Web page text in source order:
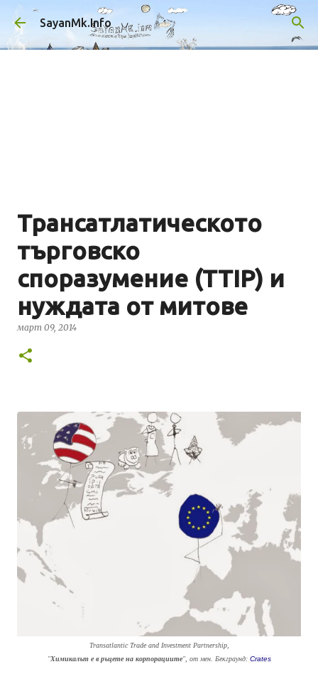
Пропускане към основното съдържание
SayanMk.Info
Трансатлатическото
търговско
споразумение (TTIP) и
нуждата от митове
март 09, 2014
Transatlantic Trade and Investment Partnership,
"Химикалът е в ръцете на корпорациите", от мен. Бекграунд: Crates